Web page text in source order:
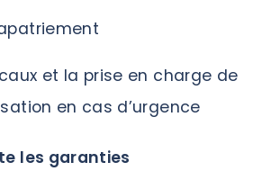
et la prise en charge de
en cas d’urgence
les garanties